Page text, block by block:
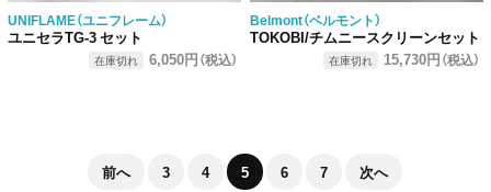
UNIFLAME（ユニフレーム）
ユニセラTG-3 セット
在庫切れ 6,050円（税込）
Belmont（ベルモント）
TOKOBI/チムニースクリーンセット
在庫切れ 15,730円（税込）
前へ 3 4 5 6 7 次へ